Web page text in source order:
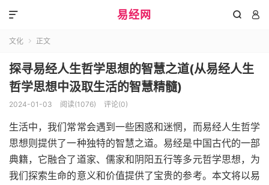
易经网  

文化  正文
探寻易经人生哲学思想的智慧之道(从易经人生
哲学思想中汲取生活的智慧精髓)
2024-01-03 阅读(1076) 评论(0)
生活中，我们常常会遇到一些困惑和迷惘，而易经人生哲学
思想则提供了一种独特的智慧之道。易经是中国古代的一部
典籍，它融合了道家、儒家和阴阳五行等多元哲学思想，为
我们探索生命的意义和价值提供了宝贵的参考。本文将以易